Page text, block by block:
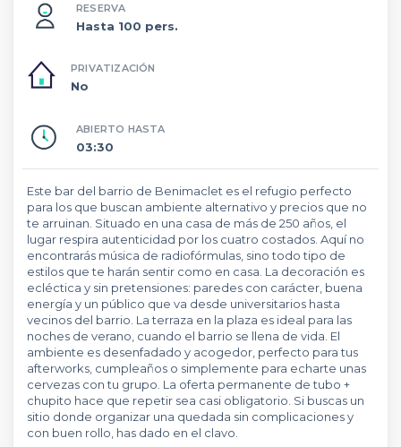
RESERVA
Hasta 100 pers.
PRIVATIZACIÓN
No
ABIERTO HASTA
03:30
Este bar del barrio de Benimaclet es el refugio perfecto
para los que buscan ambiente alternativo y precios que no
te arruinan. Situado en una casa de más de 250 años, el
lugar respira autenticidad por los cuatro costados. Aquí no
encontrarás música de radiofórmulas, sino todo tipo de
estilos que te harán sentir como en casa. La decoración es
ecléctica y sin pretensiones: paredes con carácter, buena
energía y un público que va desde universitarios hasta
vecinos del barrio. La terraza en la plaza es ideal para las
noches de verano, cuando el barrio se llena de vida. El
ambiente es desenfadado y acogedor, perfecto para tus
afterworks, cumpleaños o simplemente para echarte unas
cervezas con tu grupo. La oferta permanente de tubo +
chupito hace que repetir sea casi obligatorio. Si buscas un
sitio donde organizar una quedada sin complicaciones y
con buen rollo, has dado en el clavo.